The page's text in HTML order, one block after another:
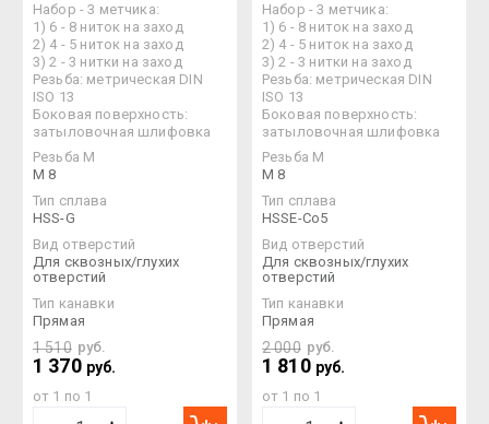
Набор - 3 метчика:
1) 6 - 8 ниток на заход
2) 4 - 5 ниток на заход
3) 2 - 3 нитки на заход
Резьба: метрическая DIN
ISO 13
Боковая поверхность:
затыловочная шлифовка
Резьба М
M 8
Тип сплава
HSS-G
Вид отверстий
Для сквозных/глухих
отверстий
Тип канавки
Прямая
1 510 руб.
1 370 руб.
от 1 по 1
Набор - 3 метчика:
1) 6 - 8 ниток на заход
2) 4 - 5 ниток на заход
3) 2 - 3 нитки на заход
Резьба: метрическая DIN
ISO 13
Боковая поверхность:
затыловочная шлифовка
Резьба М
M 8
Тип сплава
HSSE-Co5
Вид отверстий
Для сквозных/глухих
отверстий
Тип канавки
Прямая
2 000 руб.
1 810 руб.
от 1 по 1